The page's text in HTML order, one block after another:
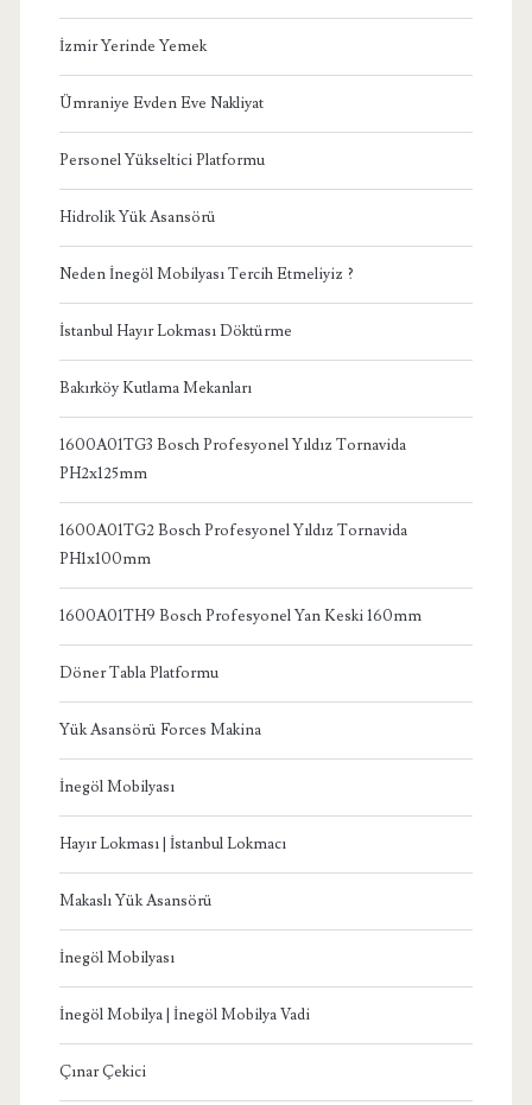
İzmir Yerinde Yemek
Ümraniye Evden Eve Nakliyat
Personel Yükseltici Platformu
Hidrolik Yük Asansörü
Neden İnegöl Mobilyası Tercih Etmeliyiz ?
İstanbul Hayır Lokması Döktürme
Bakırköy Kutlama Mekanları
1600A01TG3 Bosch Profesyonel Yıldız Tornavida
PH2x125mm
1600A01TG2 Bosch Profesyonel Yıldız Tornavida
PH1x100mm
1600A01TH9 Bosch Profesyonel Yan Keski 160mm
Döner Tabla Platformu
Yük Asansörü Forces Makina
İnegöl Mobilyası
Hayır Lokması | İstanbul Lokmacı
Makaslı Yük Asansörü
İnegöl Mobilyası
İnegöl Mobilya | İnegöl Mobilya Vadi
Çınar Çekici